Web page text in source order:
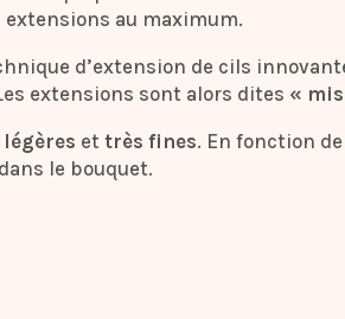
extensions au maximum.
d’extension de cils
extensions sont alors dites «
légères ettrès fines. En fonction
dans le bouquet.